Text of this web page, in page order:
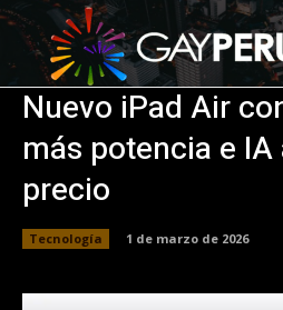
Nuevo iPad Air
más potencia e
precio
Tecnología 1 de marzo de 2026